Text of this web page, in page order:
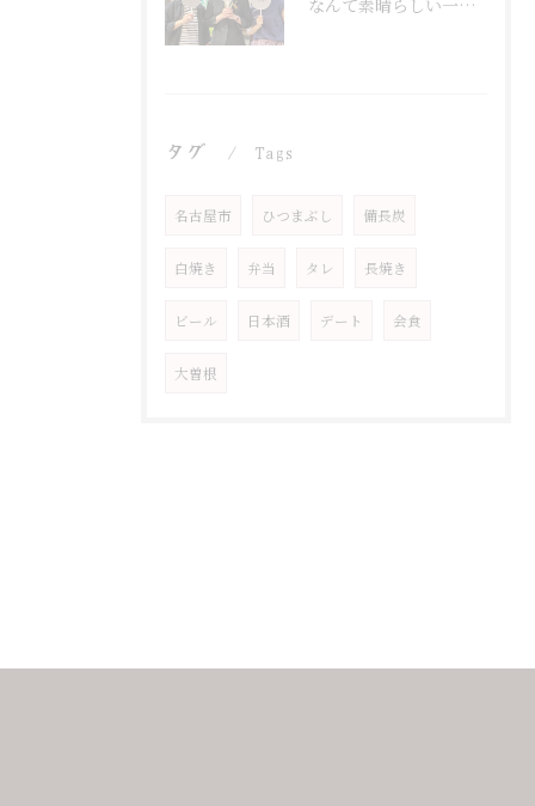
なんて素晴らしい一日だったでしょう！🎉 私の大切な友達がまさ...
タグ Tags
名古屋市 ひつまぶし 備長炭
白焼き 弁当 タレ 長焼き
ビール 日本酒 デート 会食
大曽根